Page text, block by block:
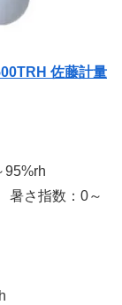
佐藤計量
さ指数：0～